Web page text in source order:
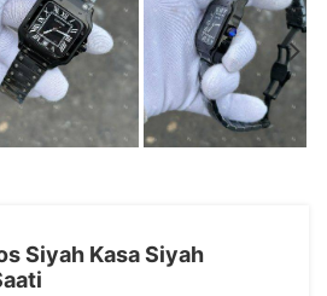
Siyah Kasa Siyah